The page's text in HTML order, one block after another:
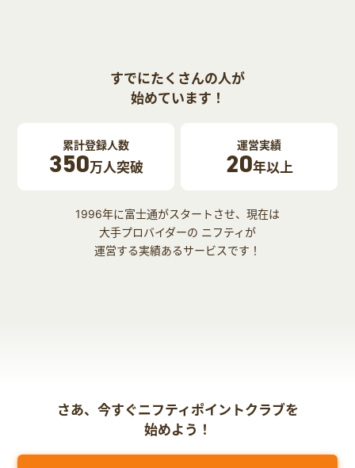
すでにたくさんの人が
始めています！
累計登録人数
350万人突破
運営実績
20年以上
1996年に富士通がスタートさせ、現在は
大手プロバイダーの ニフティが
運営する実績あるサービスです！
さあ、今すぐニフティポイントクラブを
始めよう！